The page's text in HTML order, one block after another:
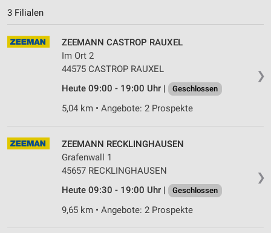
3 Filialen
❯
ZEEMANN CASTROP RAUXEL
Im Ort 2
44575 CASTROP RAUXEL
Heute 09:00 - 19:00 Uhr |
Geschlossen
5,04 km • Angebote: 2 Prospekte
❯
ZEEMANN RECKLINGHAUSEN
Grafenwall 1
45657 RECKLINGHAUSEN
Heute 09:30 - 19:00 Uhr |
Geschlossen
9,65 km • Angebote: 2 Prospekte
Performance
Funktional